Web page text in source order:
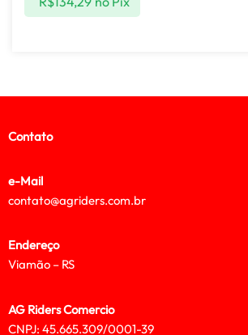
Contato
e-Mail
contato@agriders.com.br
Endereço
Viamão – RS
AG Riders Comercio
CNPJ: 45.665.309/0001-39